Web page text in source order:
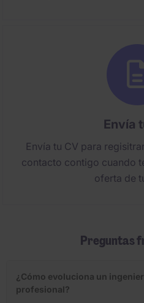
Envía
Envía tu CV para
contacto contigo cuando
oferta de
Preguntas
¿Cómo evoluciona un
profesional?